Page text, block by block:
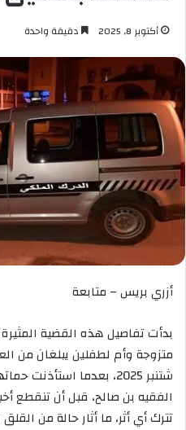
أكتوبر 8, 2025 دقيقة واحدة
أزري بريس – متابعة
بدأت تفاصيل هذه القضية
شتنبر 2025، بعدما
الفقيه بن صالح، قبل أن تنقطع
تترك أي أثر، ما أثار حالة من